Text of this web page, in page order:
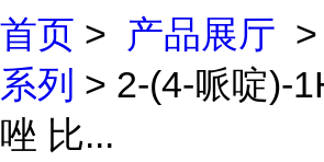
首页 > 产品展厅 >
系列 > 2-(4-哌啶)-
唑 比...